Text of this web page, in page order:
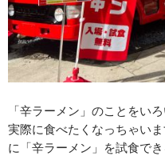
「辛ラーメン」のことをい
実際に食べたくなっちゃい
に「辛ラーメン」を試食で